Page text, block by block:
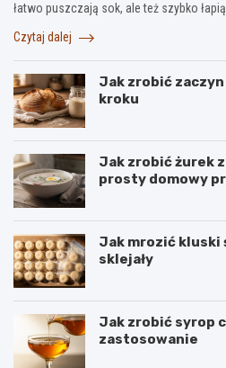
łatwo puszczają sok, ale też szybko łapią…
Czytaj dalej
Jak zrobić
kroku
Jak zrobić żurek
prosty domowy
Jak mrozić kluski
sklejały
Jak zrobić syrop
zastosowanie